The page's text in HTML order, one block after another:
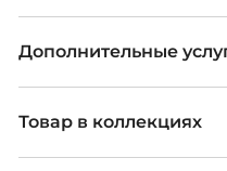
Дополнительные
Товар в коллекциях